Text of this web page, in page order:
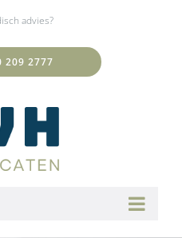
advies?
209 2777